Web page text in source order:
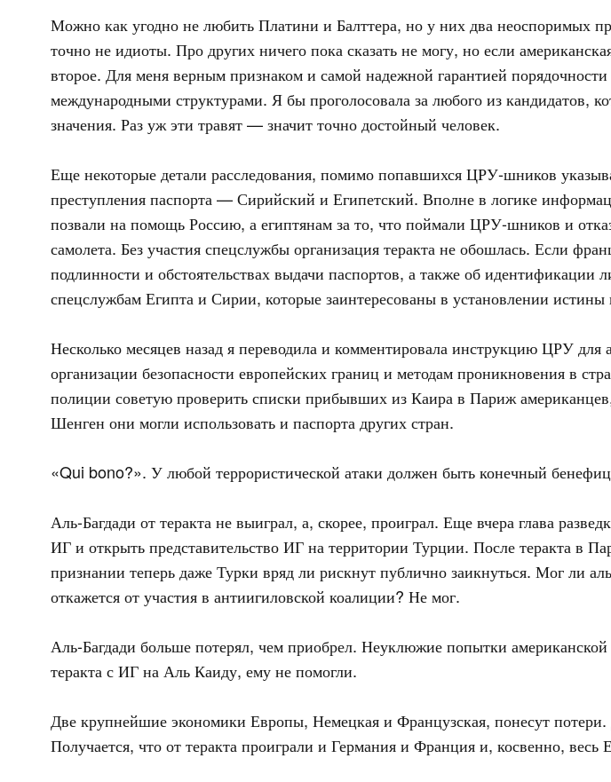
Можно как угодно не любить Платини и Балттера, но у них два неоспоримых
точно не идиоты. Про других ничего пока сказать не могу, но если
второе. Для меня верным признаком и самой надежной гарантией
международными структурами. Я бы проголосовала за любого из кандидатов,
значения. Раз уж эти травят — значит точно достойный человек.
Еще некоторые детали расследования, помимо попавшихся ЦРУ-шников
преступления паспорта — Сирийский и Египетский. Вполне в логике
позвали на помощь Россию, а египтянам за то, что поймали ЦРУ-шников и
самолета. Без участия спецслужбы организация теракта не обошлась. Если
подлинности и обстоятельствах выдачи паспортов, а также об
спецслужбам Египта и Сирии, которые заинтересованы в установлении
Несколько месяцев назад я переводила и комментировала инструкцию ЦРУ
организации безопасности европейских границ и методам проникновения в
полиции советую проверить списки прибывших из Каира в Париж
Шенген они могли использовать и паспорта других стран.
«Qui bono?». У любой террористической атаки должен быть конечный
Аль-Багдади от теракта не выиграл, а, скорее, проиграл. Еще вчера глава
ИГ и открыть представительство ИГ на территории Турции. После теракта в
признании теперь даже Турки вряд ли рискнут публично заикнуться. Мог ли
откажется от участия в антиигиловской коалиции? Не мог.
Аль-Багдади больше потерял, чем приобрел. Неуклюжие попытки
теракта с ИГ на Аль Каиду, ему не помогли.
Две крупнейшие экономики Европы, Немецкая и Французская, понесут
Получается, что от теракта проиграли и Германия и Франция и, косвенно, весь